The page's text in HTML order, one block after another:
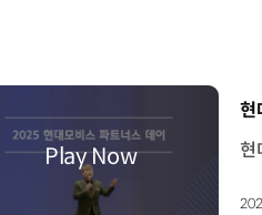
[
현